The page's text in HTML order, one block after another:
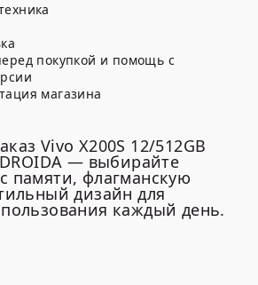
покупкой и помощь с
магазина
Vivo X200S 12/512GB
— выбирайте
памяти, флагманскую
дизайн для
каждый день.